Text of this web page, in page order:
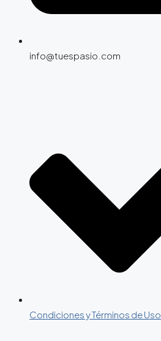
info@tuespasio.com
Condiciones y Términos de Uso